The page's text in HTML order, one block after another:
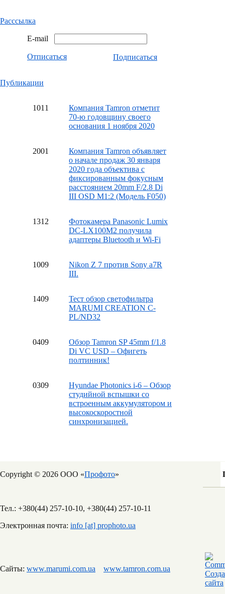
Расссылка
E-mail
Отписаться Подписаться
Публикации
1011
Компания Tamron отметит
70-ю годовщину своего
основания 1 ноября 2020
2001
Компания Tamron объявляет
о начале продаж 30 января
2020 года объектива с
фиксированным фокусным
расстоянием 20mm F/2.8 Di
III OSD M1:2 (Модель F050)
1312
Фотокамера Panasonic Lumix
DC-LX100M2 получила
адаптеры Bluetooth и Wi-Fi
1009
Nikon Z 7 против Sony a7R
III.
1409
Тест обзор светофильтра
MARUMI CREATION C-
PL/ND32
0409
Обзор Tamron SP 45mm f/1.8
Di VC USD – Офигеть
полтинник!
0309
Hyundae Photonics i-6 – Обзор
студийной вспышки со
встроенным аккумулятором и
высокоскоростной
синхронизацией.
Copyright © 2026 ООО «Профото»
Тел.: +380(44) 257-10-10, +380(44) 257-10-11
Электронная почта: info [at] prophoto.ua
Сайты: www.marumi.com.ua www.tamron.com.ua